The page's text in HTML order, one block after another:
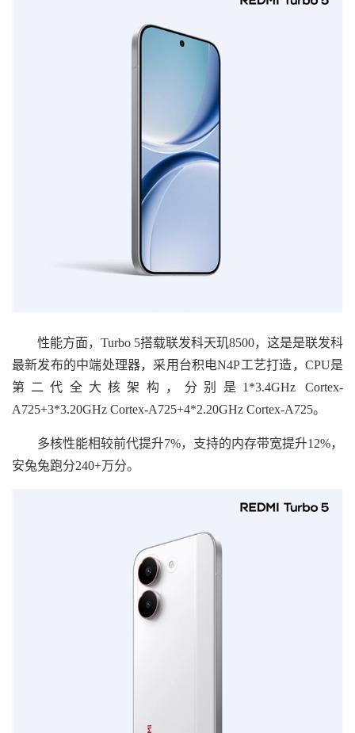
性能方面，Turbo 5搭载联发科天玑8500，这是是联发科
最新发布的中端处理器，采用台积电N4P工艺打造，CPU是
第二代全大核架构，分别是1*3.4GHz Cortex-
A725+3*3.20GHz Cortex-A725+4*2.20GHz Cortex-A725。
多核性能相较前代提升7%，支持的内存带宽提升12%，
安兔兔跑分240+万分。